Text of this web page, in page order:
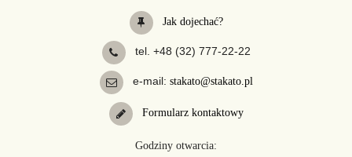
Jak dojechać?
tel. +48 (32) 777-22-22
e-mail: stakato@stakato.pl
Formularz kontaktowy
Godziny otwarcia: